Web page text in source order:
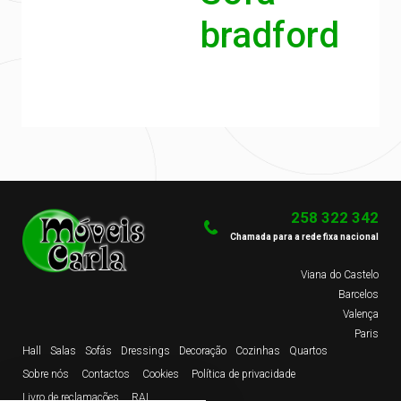
bradford
Hall Salas Sofás Dressings Decoração Cozinhas
Quartos
Sobre nós
Contactos Cookies
Política de privacidade
Livro de reclamações
RAL
258 322 342
Chamada para a rede fixa nacional
Viana do Castelo
Barcelos
Valença
Paris